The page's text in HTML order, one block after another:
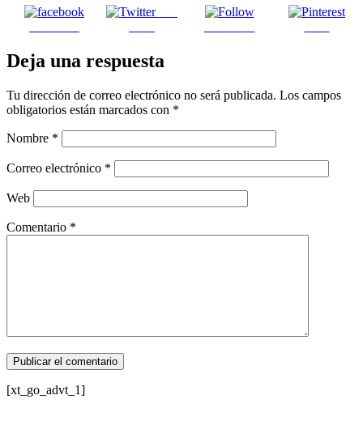
Post
Deja una respuesta
Tu dirección de correo electrónico no será publicada. Los campos
obligatorios están marcados con *
Nombre *
Correo electrónico *
Web
Comentario *
[xt_go_advt_1]